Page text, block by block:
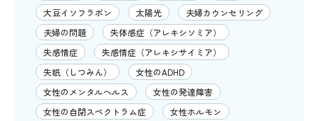
大豆イソフラボン
太陽光
夫婦カウンセリング
夫婦の問題
失体感症（アレキシソミア）
失感情症
失感情症（アレキシサイミア）
失眠（しつみん）
女性のADHD
女性のメンタルヘルス
女性の発達障害
女性の自閉スペクトラム症
女性ホルモン